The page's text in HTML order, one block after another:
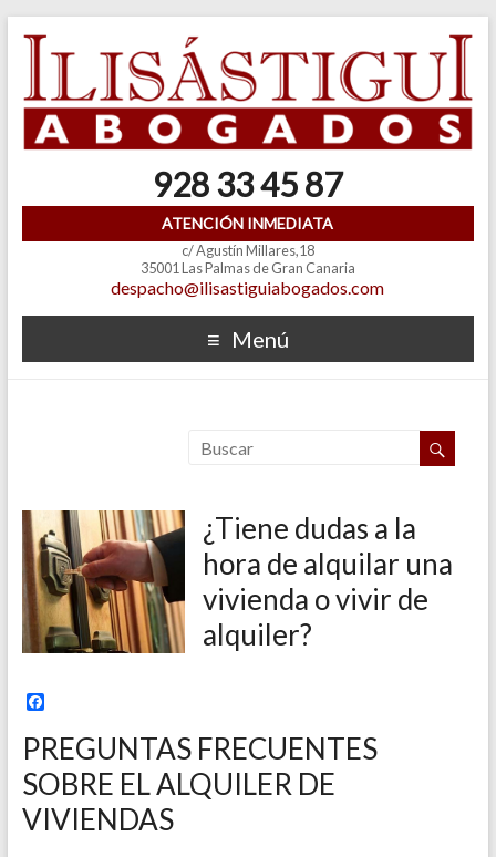
928 33 45 87
ATENCIÓN INMEDIATA
c/ Agustín Millares,18
35001 Las Palmas de Gran Canaria
despacho@ilisastiguiabogados.com
Menú
¿Tiene dudas a la
hora de alquilar una
vivienda o vivir de
alquiler?
F
c
e
b
o
o
PREGUNTAS FRECUENTES
SOBRE EL ALQUILER DE
VIVIENDAS